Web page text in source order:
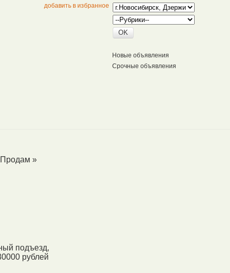
добавить в избранное
Новые объявления
Срочные объявления
Продам »
подъезд,
рублей